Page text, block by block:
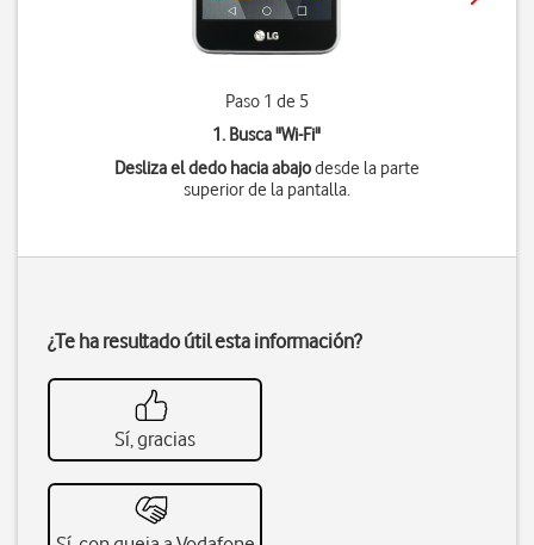
Paso 1 de 5
1. Busca "Wi-Fi"
Desliza el dedo hacia abajodesde la parte
superior de la pantalla.
¿Te ha resultado útil esta información?
Sí, gracias